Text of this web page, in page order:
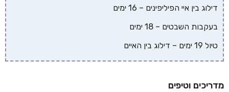
דילוג בין איי הפיליפינים – 16 ימים
בעקבות השבטים – 18 ימים
טיול 19 ימים – דילוג בין האיים
מדריכים וטיפים